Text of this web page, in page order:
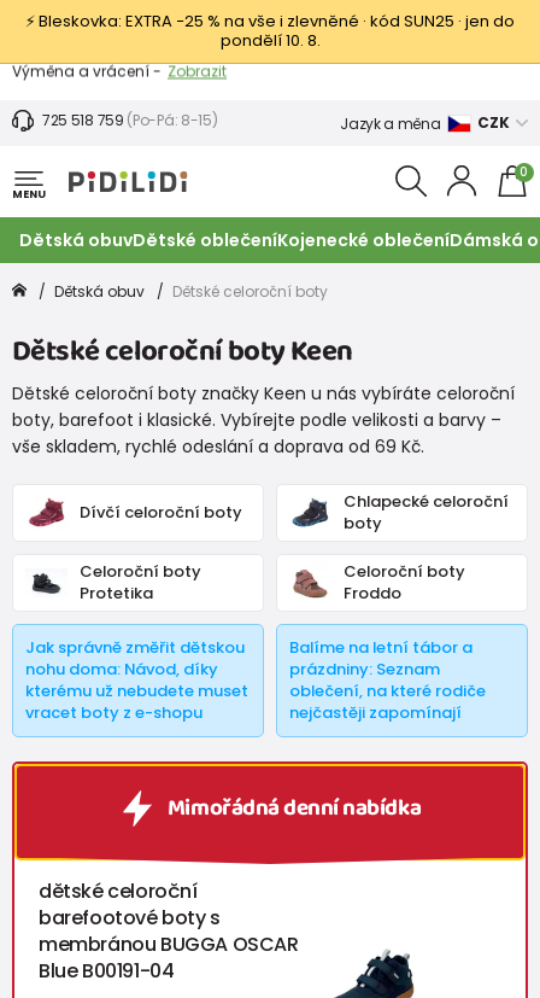
⚡ Bleskovka: EXTRA −25 % na vše i zlevněné · kód SUN25 · jen do
pondělí 10. 8.
Zobrazit
Sleva 100 Kč na první nákup -
725 518 759 (Po-Pá: 8-15) Jazyk a měna CZK
MENU
0
Dětská obuvDětské oblečeníKojenecké oblečeníDámská
Dětská obuv Dětské celoroční boty
Dětské celoroční boty Keen
Dětské celoroční boty značky Keen u nás vybíráte celoroční
boty, barefoot i klasické. Vybírejte podle velikosti a barvy –
vše skladem, rychlé odeslání a doprava od 69 Kč.
Dívčí celoroční boty
Chlapecké celoroční
boty
Celoroční boty
Protetika
Celoroční boty
Froddo
Jak správně změřit dětskou
nohu doma: Návod, díky
kterému už nebudete muset
vracet boty z e-shopu
Balíme na letní tábor a
prázdniny: Seznam
oblečení, na které rodiče
nejčastěji zapomínají
Mimořádná denní nabídka
dětské celoroční
barefootové boty s
membránou BUGGA OSCAR
Blue B00191-04